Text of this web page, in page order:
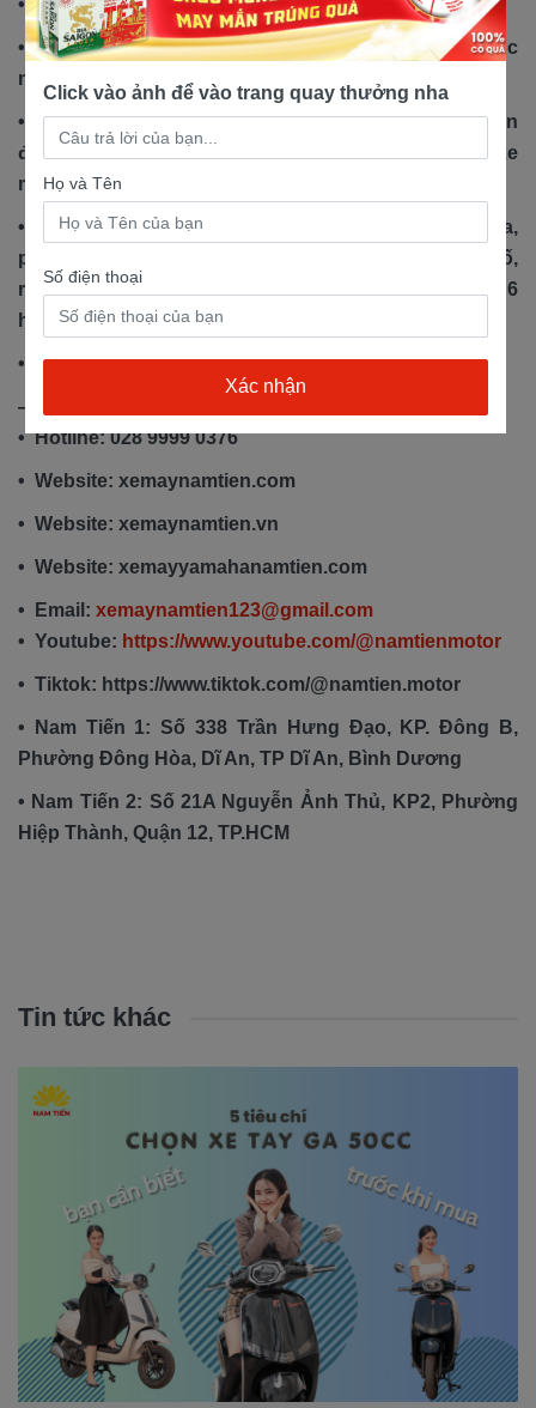
• Giao xe miễn phí tận nhà.
• Hỗ trợ trả góp lãi suất 0% nhận cà vẹt gốc, thủ tục
nhanh gọn
• Tải app Nam Tiến Motor có cơ hội trúng thưởng lên
đến 10 triệu, theo dõi sổ bảo hành và gọi cứu hộ xe
máy dễ dàng, tiện lợi.
• Quà tặng hấp dẫn: nón bảo hiểm Nam Tiến, áo mưa,
phiếu thay nhớt giảm giá 30 - 50%, biển mica xin số,
rửa xe miễn phí cho khách hàng từ thứ 2 đến thứ 6
hàng tuần.
• Nhận thu xe cũ đổi xe mới.
—------------------------------------
• Hotline: 028 9999 0376
• Website: xemaynamtien.com
• Website: xemaynamtien.vn
• Website: xemayyamahanamtien.com
• Email: xemaynamtien123@gmail.com
• Youtube: https://www.youtube.com/@namtienmotor
• Tiktok: https://www.tiktok.com/@namtien.motor
• Nam Tiến 1: Số 338 Trần Hưng Đạo, KP. Đông B,
Phường Đông Hòa, Dĩ An, TP Dĩ An, Bình Dương
• Nam Tiến 2: Số 21A Nguyễn Ảnh Thủ, KP2, Phường
Hiệp Thành, Quận 12, TP.HCM
Tin tức khác
Click vào ảnh để vào trang quay thưởng nha
Họ và Tên
Số điện thoại